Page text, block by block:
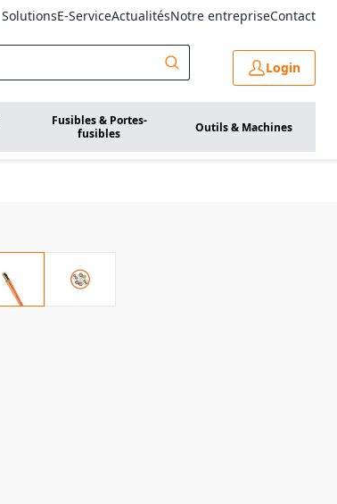
SolutionsE-ServiceActualitésNotre entrepriseContact
Login
Fusibles & Portes-
fusibles
Outils & Machines